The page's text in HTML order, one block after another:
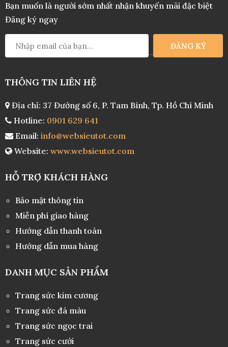
71.000.000 57.000.000
Nhẫn A8 1.5CT Y
Bạn muốn là người sớm nhất nhận khuyến mãi đặc biệt
Đăng ký ngay
THÔNG TIN LIÊN HỆ
Địa chỉ: 37 Đường số 6, P. Tam Bình, Tp. Hồ Chí Minh
Hotline: 0901 629 641
Email: info@websieutot.com
Website: www.websieutot.com
HỖ TRỢ KHÁCH HÀNG
Bảo mật thông tin
Miễn phí giao hàng
Hướng dẫn thanh toán
Hướng dẫn mua hàng
DANH MỤC SẢN PHẨM
Trang sức kim cương
Trang sức đá màu
Trang sức ngọc trai
Trang sức cưới